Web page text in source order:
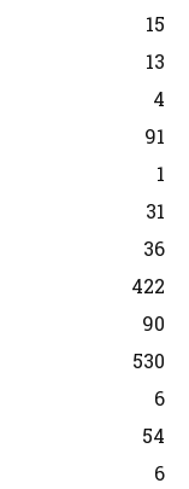
15
13
4
91
1
31
36
422
90
530
6
54
6